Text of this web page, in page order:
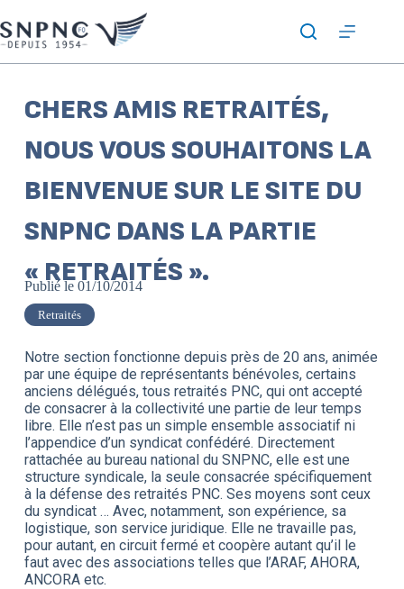
CHERS AMIS RETRAITÉS,
NOUS VOUS SOUHAITONS LA
BIENVENUE SUR LE SITE DU
SNPNC DANS LA PARTIE
« RETRAITÉS ».
Publié le 01/10/2014
Retraités
Notre section fonctionne depuis près de 20 ans, animée
par une équipe de représentants bénévoles, certains
anciens délégués, tous retraités PNC, qui ont accepté
de consacrer à la collectivité une partie de leur temps
libre. Elle n’est pas un simple ensemble associatif ni
l’appendice d’un syndicat confédéré. Directement
rattachée au bureau national du SNPNC, elle est une
structure syndicale, la seule consacrée spécifiquement
à la défense des retraités PNC. Ses moyens sont ceux
du syndicat … Avec, notamment, son expérience, sa
logistique, son service juridique. Elle ne travaille pas,
pour autant, en circuit fermé et coopère autant qu’il le
faut avec des associations telles que l’ARAF, AHORA,
ANCORA etc.